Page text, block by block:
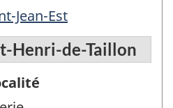
Jean-Est
Henri-de-Taillon